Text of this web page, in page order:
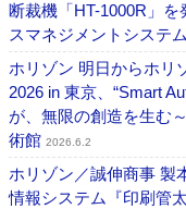
断裁機「HT-1000R」
スマネジメントシステ
ホリゾン 明日からホリ
2026 in 東京、“Smart
が、無限の創造を生む
術館 2026.6.2
ホリゾン／誠伸商事 製
情報システム『印刷管